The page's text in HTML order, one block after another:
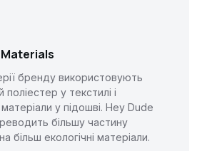
бренду використовують
у текстилі і
у підошві. Hey Dude
більшу частину
більш екологічні матеріали.